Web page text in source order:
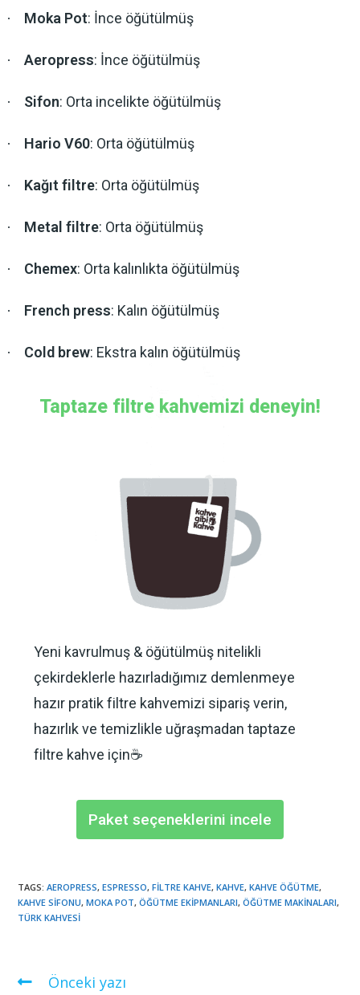
· Moka Pot: İnce öğütülmüş
· Aeropress: İnce öğütülmüş
· Sifon: Orta incelikte öğütülmüş
· Hario V60: Orta öğütülmüş
· Kağıt filtre: Orta öğütülmüş
· Metal filtre: Orta öğütülmüş
· Chemex: Orta kalınlıkta öğütülmüş
· French press: Kalın öğütülmüş
· Cold brew: Ekstra kalın öğütülmüş
Taptaze filtre kahvemizi deneyin!
Yeni kavrulmuş & öğütülmüş nitelikli
çekirdeklerle hazırladığımız demlenmeye
hazır pratik filtre kahvemizi sipariş verin,
hazırlık ve temizlikle uğraşmadan taptaze
filtre kahve için☕️
Paket seçeneklerini incele
TAGS:AEROPRESS, ESPRESSO, FILTRE KAHVE, KAHVE, KAHVE ÖĞÜTME,
KAHVE SIFONU, MOKA POT, ÖĞÜTME EKIPMANLARI, ÖĞÜTME MAKINALARI,
TÜRK KAHVESI
Önceki yazı